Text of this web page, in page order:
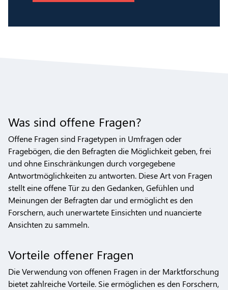
Was sind offene Fragen?
Offene Fragen sind Fragetypen in Umfragen oder
Fragebögen, die den Befragten die Möglichkeit geben, frei
und ohne Einschränkungen durch vorgegebene
Antwortmöglichkeiten zu antworten. Diese Art von Fragen
stellt eine offene Tür zu den Gedanken, Gefühlen und
Meinungen der Befragten dar und ermöglicht es den
Forschern, auch unerwartete Einsichten und nuancierte
Ansichten zu sammeln.
Vorteile offener Fragen
Die Verwendung von offenen Fragen in der Marktforschung
bietet zahlreiche Vorteile. Sie ermöglichen es den Forschern,